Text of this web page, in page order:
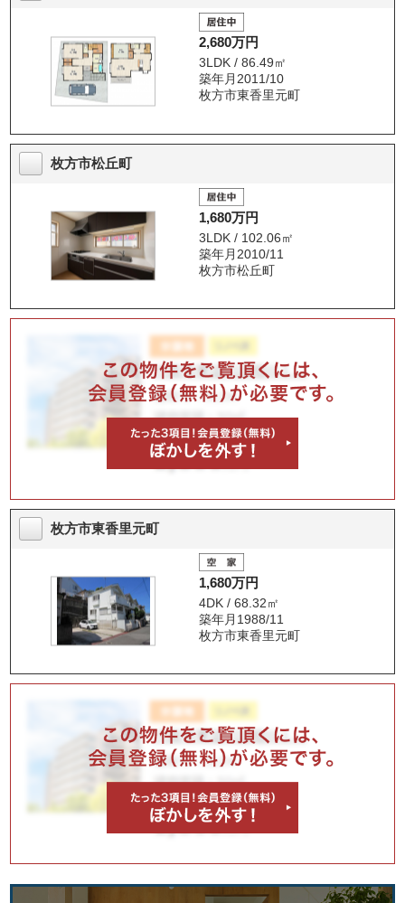
2,680万円
3LDK / 86.49㎡
築年月2011/10
枚方市東香里元町
枚方市松丘町
1,680万円
3LDK / 102.06㎡
築年月2010/11
枚方市松丘町
枚方市東香里元町
1,680万円
4DK / 68.32㎡
築年月1988/11
枚方市東香里元町